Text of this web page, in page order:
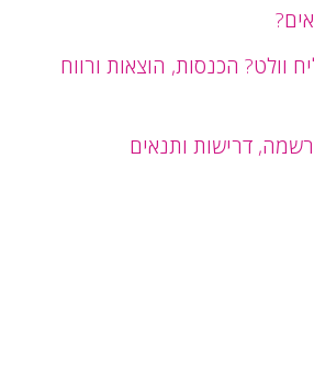
וולט? הכנסות, הוצאות ורווח
דרישות ותנאים